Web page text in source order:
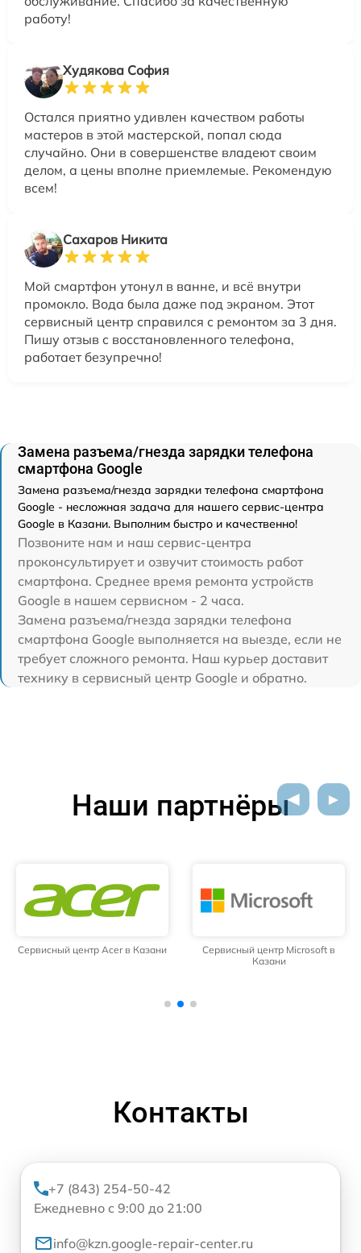
работу!
Худякова София
Остался приятно удивлен качеством работы
мастеров в этой мастерской, попал сюда
случайно. Они в совершенстве владеют своим
делом, а цены вполне приемлемые. Рекомендую
всем!
Сахаров Никита
Мой смартфон утонул в ванне, и всё внутри
промокло. Вода была даже под экраном. Этот
сервисный центр справился с ремонтом за 3 дня.
Пишу отзыв с восстановленного телефона,
работает безупречно!
Замена разъема/гнезда зарядки телефона
смартфона Google
Замена разъема/гнезда зарядки телефона смартфона
Google - несложная задача для нашего сервис-центра
Google в Казани. Выполним быстро и качественно!
Позвоните нам и наш сервис-центра
проконсультирует и озвучит стоимость работ
смартфона. Среднее время ремонта устройств
Google в нашем сервисном - 2 часа.
Замена разъема/гнезда зарядки телефона
смартфона Google выполняется на выезде, если не
требует сложного ремонта. Наш курьер доставит
технику в сервисный центр Google и обратно.
Наши партнёры
Сервисный центр Acer в Казани
Сервисный центр Microsoft в
Казани
Контакты
+7 (843) 254-50-42
Ежедневно с 9:00 до 21:00
info@kzn.google-repair-center.ru